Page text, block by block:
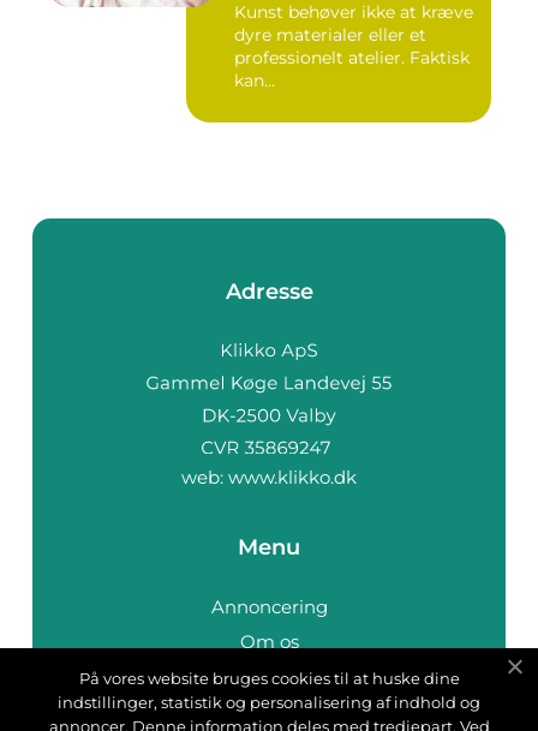
Kunst behøver ikke at kræve
dyre materialer eller et
professionelt atelier. Faktisk
kan...
Adresse
web: www.klikko.dk
Menu
Annoncering
Om os
Cookies
Kontakt os
På vores website bruges cookies til at huske dine
indstillinger, statistik og personalisering af indhold og
annoncer. Denne information deles med tredjepart. Ved